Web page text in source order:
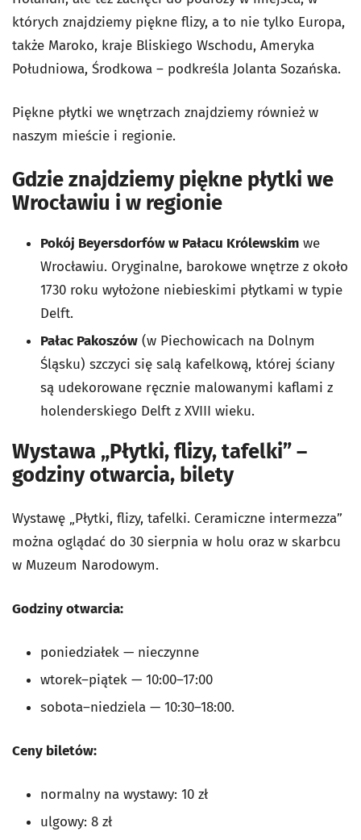
których znajdziemy piękne flizy, a to nie tylko Europa,
także Maroko, kraje Bliskiego Wschodu, Ameryka
Południowa, Środkowa – podkreśla Jolanta Sozańska.
Piękne płytki we wnętrzach znajdziemy również w
naszym mieście i regionie.
Gdzie znajdziemy piękne płytki we
Wrocławiu i w regionie
Pokój Beyersdorfów w Pałacu Królewskim we
Wrocławiu. Oryginalne, barokowe wnętrze z około
1730 roku wyłożone niebieskimi płytkami w typie
Delft.
Pałac Pakoszów (w Piechowicach na Dolnym
Śląsku) szczyci się salą kafelkową, której ściany
są udekorowane ręcznie malowanymi kaflami z
holenderskiego Delft z XVIII wieku.
Wystawa „Płytki, flizy, tafelki” –
godziny otwarcia, bilety
Wystawę „Płytki, flizy, tafelki. Ceramiczne intermezza”
można oglądać do 30 sierpnia w holu oraz w skarbcu
w Muzeum Narodowym.
Godziny otwarcia:
poniedziałek — nieczynne
wtorek–piątek — 10:00–17:00
sobota–niedziela — 10:30–18:00.
Ceny biletów:
normalny na wystawy: 10 zł
ulgowy: 8 zł